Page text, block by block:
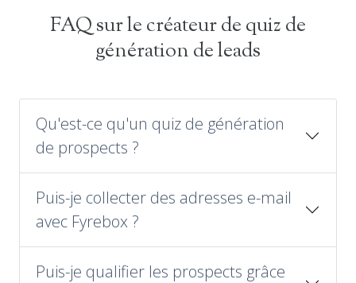
FAQ sur le créateur de quiz de
génération de leads
Qu'est-ce qu'un quiz de génération
de prospects ?
Puis-je collecter des adresses e-mail
avec Fyrebox ?
Puis-je qualifier les prospects grâce